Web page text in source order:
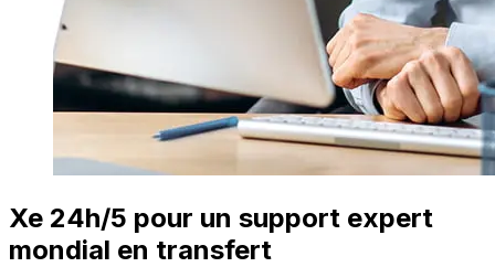
Xe 24h/5 pour un support expert
mondial en transfert